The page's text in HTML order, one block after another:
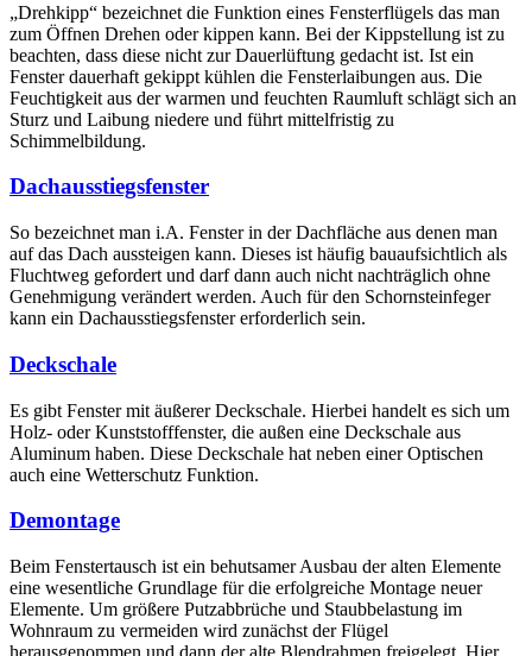
„Drehkipp“ bezeichnet die Funktion eines Fensterflügels das man
zum Öffnen Drehen oder kippen kann. Bei der Kippstellung ist zu
beachten, dass diese nicht zur Dauerlüftung gedacht ist. Ist ein
Fenster dauerhaft gekippt kühlen die Fensterlaibungen aus. Die
Feuchtigkeit aus der warmen und feuchten Raumluft schlägt sich an
Sturz und Laibung niedere und führt mittelfristig zu
Schimmelbildung.
Dachausstiegsfenster
So bezeichnet man i.A. Fenster in der Dachfläche aus denen man
auf das Dach aussteigen kann. Dieses ist häufig bauaufsichtlich als
Fluchtweg gefordert und darf dann auch nicht nachträglich ohne
Genehmigung verändert werden. Auch für den Schornsteinfeger
kann ein Dachausstiegsfenster erforderlich sein.
Deckschale
Es gibt Fenster mit äußerer Deckschale. Hierbei handelt es sich um
Holz- oder Kunststofffenster, die außen eine Deckschale aus
Aluminum haben. Diese Deckschale hat neben einer Optischen
auch eine Wetterschutz Funktion.
Demontage
Beim Fenstertausch ist ein behutsamer Ausbau der alten Elemente
eine wesentliche Grundlage für die erfolgreiche Montage neuer
Elemente. Um größere Putzabbrüche und Staubbelastung im
Wohnraum zu vermeiden wird zunächst der Flügel
herausgenommen und dann der alte Blendrahmen freigelegt. Hier